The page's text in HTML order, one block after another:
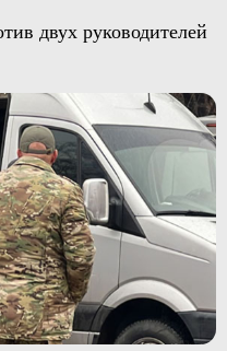
двух руководителей